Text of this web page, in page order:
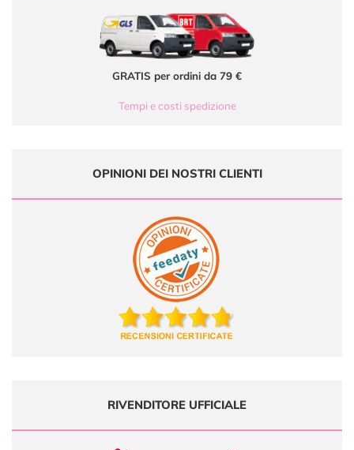
GRATIS per ordini da 79 €
Tempi e costi spedizione
OPINIONI DEI NOSTRI CLIENTI
RIVENDITORE UFFICIALE